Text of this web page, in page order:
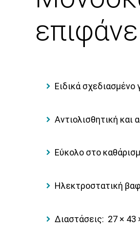
Ειδικά
Αντιολισθητική και
Εύκολο στο
Ηλεκτροστατική
Διαστάσεις: 27 × 43